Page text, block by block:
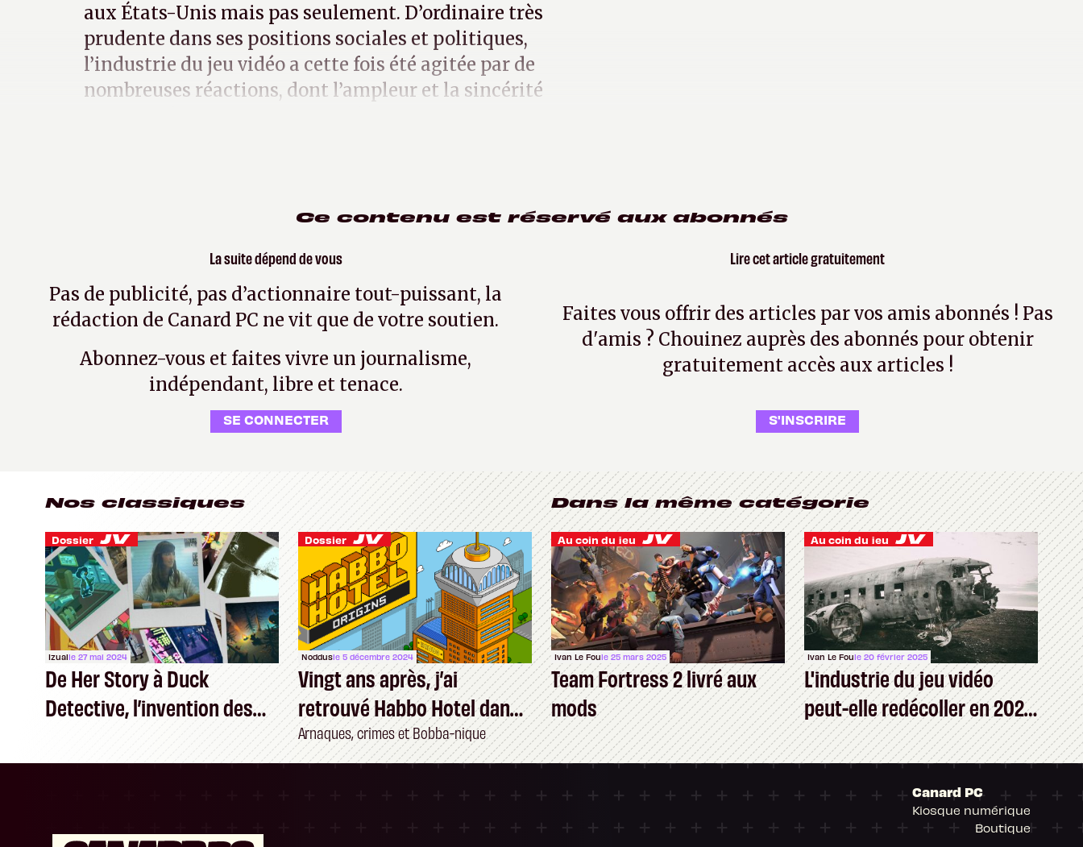
aux États-Unis mais pas seulement. D’ordinaire très
prudente dans ses positions sociales et politiques,
l’industrie du jeu vidéo a cette fois été agitée par de
nombreuses réactions, dont l’ampleur et la sincérité
Ce contenu est réservé aux abonnés
La suite dépend de vous
Pas de publicité, pas d’actionnaire tout-puissant, la
rédaction de Canard PC ne vit que de votre soutien.
Abonnez-vous et faites vivre un journalisme,
indépendant, libre et tenace.
SE CONNECTER
Lire cet article gratuitement
Faites vous offrir des articles par vos amis abonnés ! Pas
d'amis ? Chouinez auprès des abonnés pour obtenir
gratuitement accès aux articles !
S'INSCRIRE
Nos classiques
Dossier
Izualle 27 mai 2024
De Her Story à Duck
Detective, l’invention des
Dossier
Noddusle 5 décembre 2024
Vingt ans après, j’ai
retrouvé Habbo Hotel dans
son jus
Arnaques, crimes et Bobba-nique
Dans la même catégorie
Au coin du jeu
Ivan Le Foule 25 mars 2025
Team Fortress 2 livré aux
mods
Au coin du jeu
Ivan Le Foule 20 février 2025
L'industrie du jeu vidéo
peut-elle redécoller en 2025
?
Canard PC
Kiosque numérique
Boutique